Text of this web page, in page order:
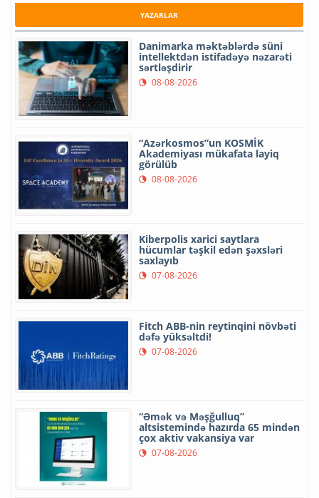
YAZARLAR
Danimarka məktəblərdə süni
intellektdən istifadəyə nəzarəti
sərtləşdirir
08-08-2026
“Azərkosmos”un KOSMİK
Akademiyası mükafata layiq
görülüb
08-08-2026
Kiberpolis xarici saytlara
hücumlar təşkil edən şəxsləri
saxlayıb
07-08-2026
Fitch ABB-nin reytinqini növbəti
dəfə yüksəltdi!
07-08-2026
“Əmək və Məşğulluq”
altsistemində hazırda 65 mindən
çox aktiv vakansiya var
07-08-2026